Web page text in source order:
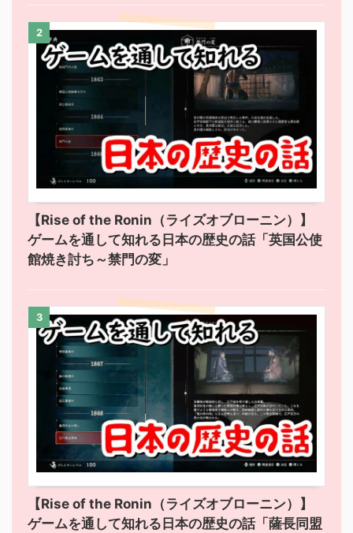
2
【Rise of the Ronin（ライズオブローニン）】
ゲームを通して知れる日本の歴史の話「英国公使
館焼き討ち～禁門の変」
3
【Rise of the Ronin（ライズオブローニン）】
ゲームを通して知れる日本の歴史の話「薩長同盟